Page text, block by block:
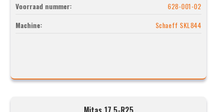
Voorraad nummer:
628-001-02
Machine:
Schaeff SKL844